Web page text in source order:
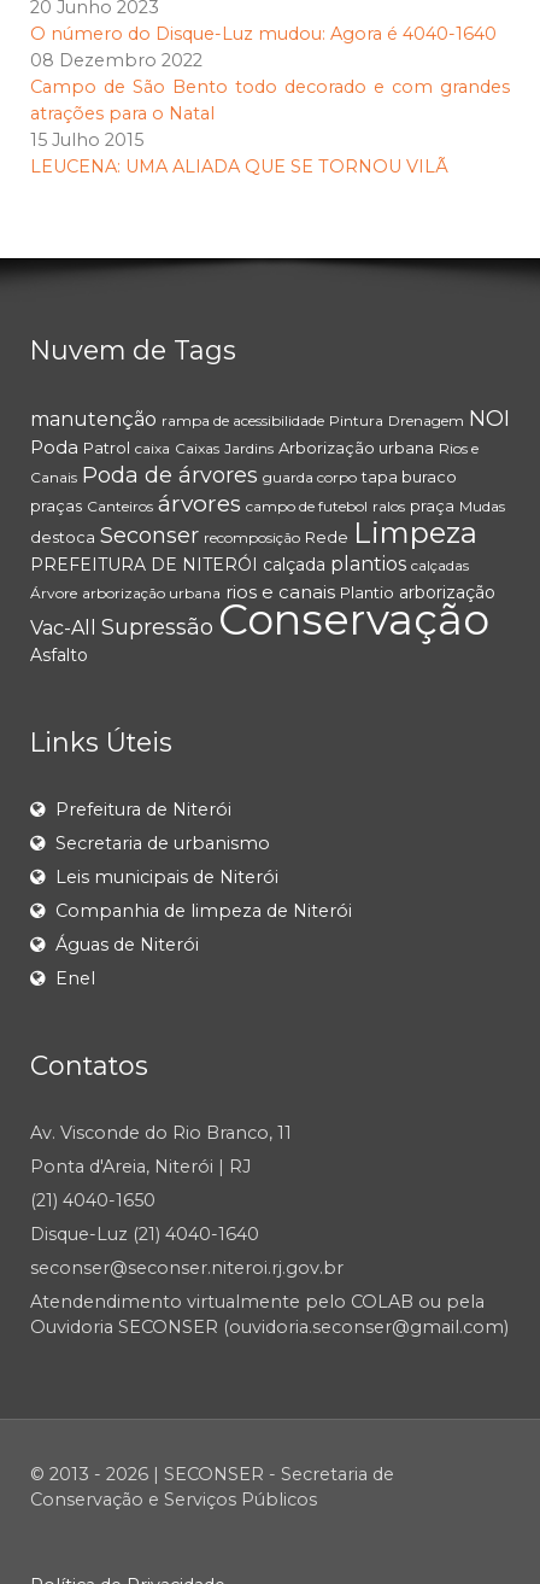
20 Junho 2023
O número do Disque-Luz mudou: Agora é 4040-1640
08 Dezembro 2022
Campo de São Bento todo decorado e com grandes
atrações para o Natal
15 Julho 2015
LEUCENA: UMA ALIADA QUE SE TORNOU VILÃ
Nuvem de Tags
manutenção rampa de acessibilidade Pintura Drenagem NOI
Poda Patrol caixa Caixas Jardins Arborização urbana Rios e
Canais Poda de árvores guarda corpo tapa buraco
praças Canteiros árvores campo de futebol ralos praça Mudas
destoca Seconser recomposição Rede Limpeza
PREFEITURA DE NITERÓI calçada plantios calçadas
Árvore arborização urbana rios e canais Plantio arborização
Vac-All Supressão Conservação
Asfalto
Links Úteis
Prefeitura de Niterói
Secretaria de urbanismo
Leis municipais de Niterói
Companhia de limpeza de Niterói
Águas de Niterói
Enel
Contatos
Av. Visconde do Rio Branco, 11
Ponta d'Areia, Niterói | RJ
(21) 4040-1650
Disque-Luz (21) 4040-1640
seconser@seconser.niteroi.rj.gov.br
Atendendimento virtualmente pelo COLAB ou pela
Ouvidoria SECONSER (ouvidoria.seconser@gmail.com)
© 2013 - 2026 | SECONSER - Secretaria de
Conservação e Serviços Públicos